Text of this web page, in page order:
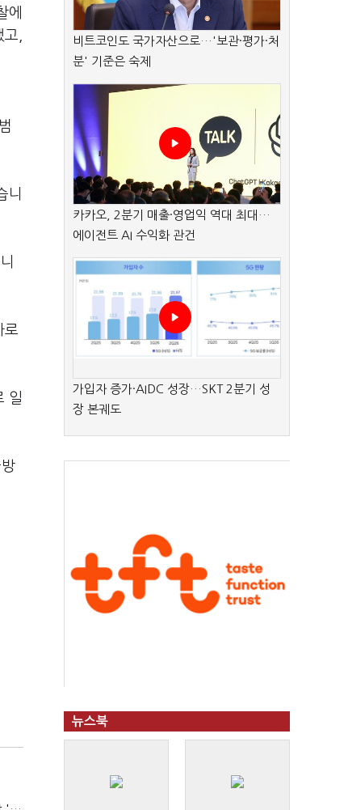
에
,
니
로
일
비트코인도 국가자산으로…'보관·평가·처
분' 기준은 숙제
카카오, 2분기 매출·영업익 역대 최대…
에이전트 AI 수익화 관건
가입자 증가·AIDC 성장…SKT 2분기 성
장 본궤도
뉴스북